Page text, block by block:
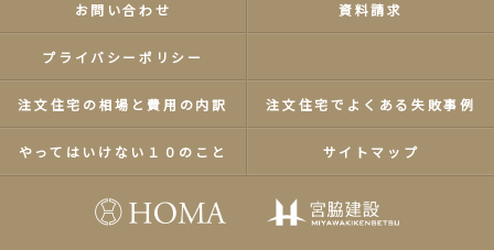
お問い合わせ 資料請求
プライバシーポリシー
注文住宅の相場と費用の内訳 注文住宅でよくある失敗事例
やってはいけない１０のこと サイトマップ